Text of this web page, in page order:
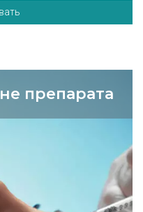
препарата